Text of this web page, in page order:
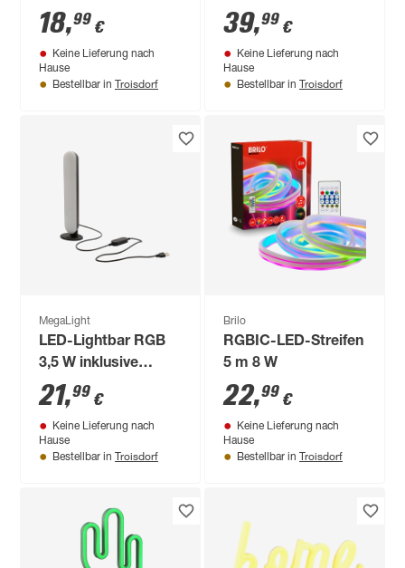
5W
18,99 €
Keine Lieferung nach
Hause
Bestellbar in Troisdorf
39,99 €
Keine Lieferung nach
Hause
Bestellbar in Troisdorf
MegaLight
LED-Lightbar RGB
3,5 W inklusive
Fernbedienung
21,99 €
Keine Lieferung nach
Hause
Bestellbar in Troisdorf
Brilo
RGBIC-LED-Streifen
5 m 8 W
22,99 €
Keine Lieferung nach
Hause
Bestellbar in Troisdorf